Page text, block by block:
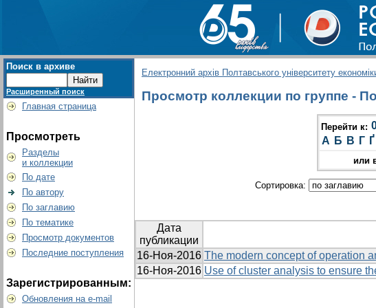
Поиск в архиве
Расширенный поиск
Главная страница
Просмотреть
Разделы
и коллекции
По дате
По автору
По заглавию
По тематике
Просмотр документов
Последние поступления
Зарегистрированным:
Обновления на e-mail
Електронний архів Полтавського університету економіки
Просмотр коллекции по группе -
Перейти к:
А Б В Г Ґ
или
Сортировка:
Дата
публикации
16-Ноя-2016 The modern concept of operation
16-Ноя-2016 Use of cluster analysis to ensure